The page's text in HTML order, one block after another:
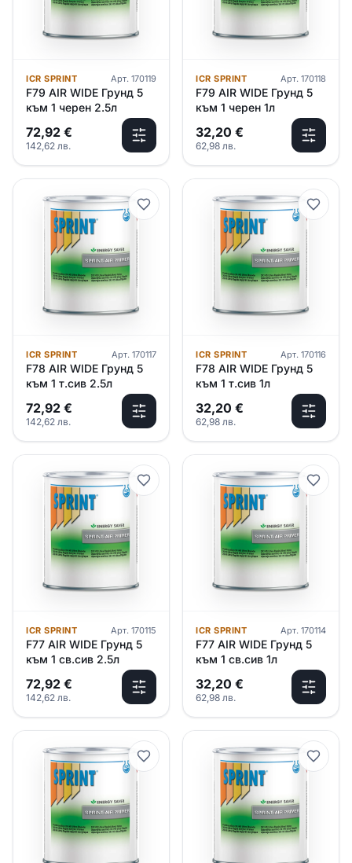
ICR SPRINT Арт. 170119
F79 AIR WIDE Грунд 5
към 1 черен 2.5л
72,92 €
142,62 лв.
ICR SPRINT Арт. 170118
F79 AIR WIDE Грунд 5
към 1 черен 1л
32,20 €
62,98 лв.
ICR SPRINT Арт. 170117
F78 AIR WIDE Грунд 5
към 1 т.сив 2.5л
72,92 €
142,62 лв.
ICR SPRINT Арт. 170116
F78 AIR WIDE Грунд 5
към 1 т.сив 1л
32,20 €
62,98 лв.
ICR SPRINT Арт. 170115
F77 AIR WIDE Грунд 5
към 1 св.сив 2.5л
72,92 €
142,62 лв.
ICR SPRINT Арт. 170114
F77 AIR WIDE Грунд 5
към 1 св.сив 1л
32,20 €
62,98 лв.